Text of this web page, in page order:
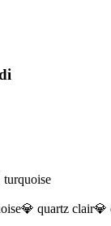
turquoise
💎 quartz clair💎